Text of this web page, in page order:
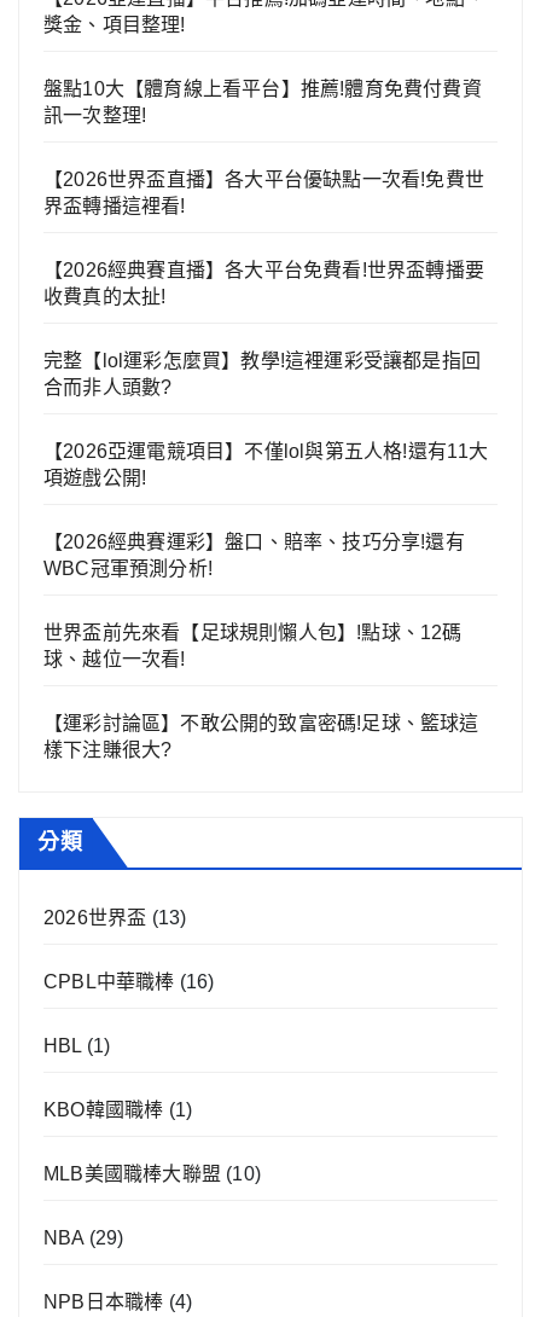
獎金、項目整理!
盤點10大【體育線上看平台】推薦!體育免費付費資
訊一次整理!
【2026世界盃直播】各大平台優缺點一次看!免費世
界盃轉播這裡看!
【2026經典賽直播】各大平台免費看!世界盃轉播要
收費真的太扯!
完整【lol運彩怎麼買】教學!這裡運彩受讓都是指回
合而非人頭數?
【2026亞運電競項目】不僅lol與第五人格!還有11大
項遊戲公開!
【2026經典賽運彩】盤口、賠率、技巧分享!還有
WBC冠軍預測分析!
世界盃前先來看【足球規則懶人包】!點球、12碼
球、越位一次看!
【運彩討論區】不敢公開的致富密碼!足球、籃球這
樣下注賺很大?
分類
2026世界盃 (13)
CPBL中華職棒 (16)
HBL (1)
KBO韓國職棒 (1)
MLB美國職棒大聯盟 (10)
NBA (29)
NPB日本職棒 (4)